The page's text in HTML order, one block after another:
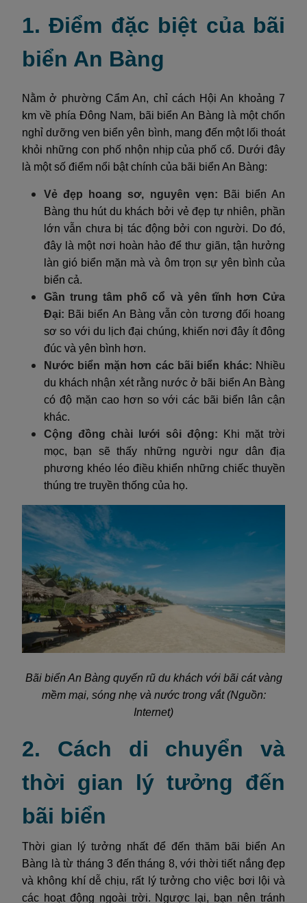
1. Điểm đặc biệt của bãi
biển An Bàng
Nằm ở phường Cẩm An, chỉ cách Hội An khoảng 7
km về phía Đông Nam, bãi biển An Bàng là một chốn
nghỉ dưỡng ven biển yên bình, mang đến một lối thoát
khỏi những con phố nhộn nhịp của phố cổ. Dưới đây
là một số điểm nổi bật chính của bãi biển An Bàng:
Vẻ đẹp hoang sơ, nguyên vẹn: Bãi biển An
Bàng thu hút du khách bởi vẻ đẹp tự nhiên, phần
lớn vẫn chưa bị tác động bởi con người. Do đó,
đây là một nơi hoàn hảo để thư giãn, tận hưởng
làn gió biển mặn mà và ôm trọn sự yên bình của
biển cả.
Gần trung tâm phố cổ và yên tĩnh hơn Cửa
Đại: Bãi biển An Bàng vẫn còn tương đối hoang
sơ so với du lịch đại chúng, khiến nơi đây ít đông
đúc và yên bình hơn.
Nước biển mặn hơn các bãi biển khác: Nhiều
du khách nhận xét rằng nước ở bãi biển An Bàng
có độ mặn cao hơn so với các bãi biển lân cận
khác.
Cộng đồng chài lưới sôi động: Khi mặt trời
mọc, bạn sẽ thấy những người ngư dân địa
phương khéo léo điều khiển những chiếc thuyền
thúng tre truyền thống của họ.
Bãi biển An Bàng quyến rũ du khách với bãi cát vàng
mềm mại, sóng nhẹ và nước trong vắt (Nguồn:
Internet)
2. Cách di chuyển và
thời gian lý tưởng đến
bãi biển
Thời gian lý tưởng nhất để đến thăm bãi biển An
Bàng là từ tháng 3 đến tháng 8, với thời tiết nắng đẹp
và không khí dễ chịu, rất lý tưởng cho việc bơi lội và
các hoạt động ngoài trời. Ngược lại, bạn nên tránh